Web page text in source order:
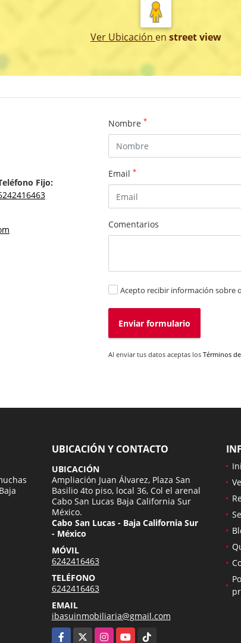
Ver Ubicación en street view
Fijo:
Nombre *
Email *
Comentarios
Acepto recibir información sobre
Enviar formulario
Al enviar tus datos aceptas los Términos
UBICACIÓN Y CONTACTO
UBICACIÓN
Ampliación Juan Álvarez, Plaza San
Basilio 4to piso, local 36, Col el arenal
Cabo San Lucas Baja California Sur
México.
Cabo San Lucas - Baja California Sur
- México
MÓVIL
6242416463
TELÉFONO
6242416463
EMAIL
ibasuinmobiliaria@gmail.com
Facebook
InstagramYouTubeTikTok